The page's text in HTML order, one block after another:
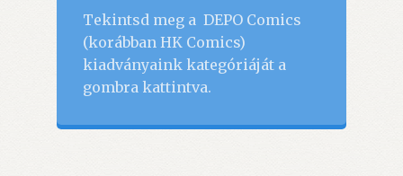
Tekintsd meg a DEPO Comics
(korábban HK Comics)
kiadványaink kategóriáját a
gombra kattintva.